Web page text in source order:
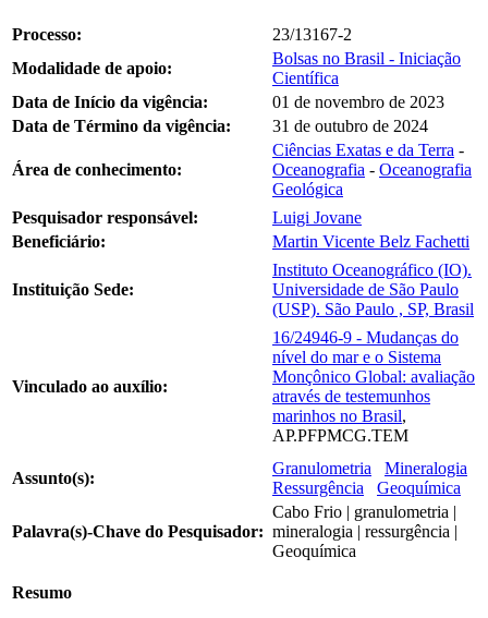
Processo:
23/13167-2
Modalidade de apoio:
Bolsas no Brasil - Iniciação
Científica
Data de Início da vigência:
01 de novembro de 2023
Data de Término da vigência:
31 de outubro de 2024
Área de conhecimento:
Ciências Exatas e da Terra -
Oceanografia - Oceanografia
Geológica
Pesquisador responsável:
Luigi Jovane
Beneficiário:
Martin Vicente Belz Fachetti
Instituição Sede:
Instituto Oceanográfico (IO).
Universidade de São Paulo
(USP). São Paulo , SP, Brasil
Vinculado ao auxílio:
16/24946-9 - Mudanças do
nível do mar e o Sistema
Monçônico Global: avaliação
através de testemunhos
marinhos no Brasil,
AP.PFPMCG.TEM
Assunto(s):
Granulometria
Mineralogia
Ressurgência
Geoquímica
Palavra(s)-Chave do Pesquisador:
Cabo Frio | granulometria |
mineralogia | ressurgência |
Geoquímica
Resumo